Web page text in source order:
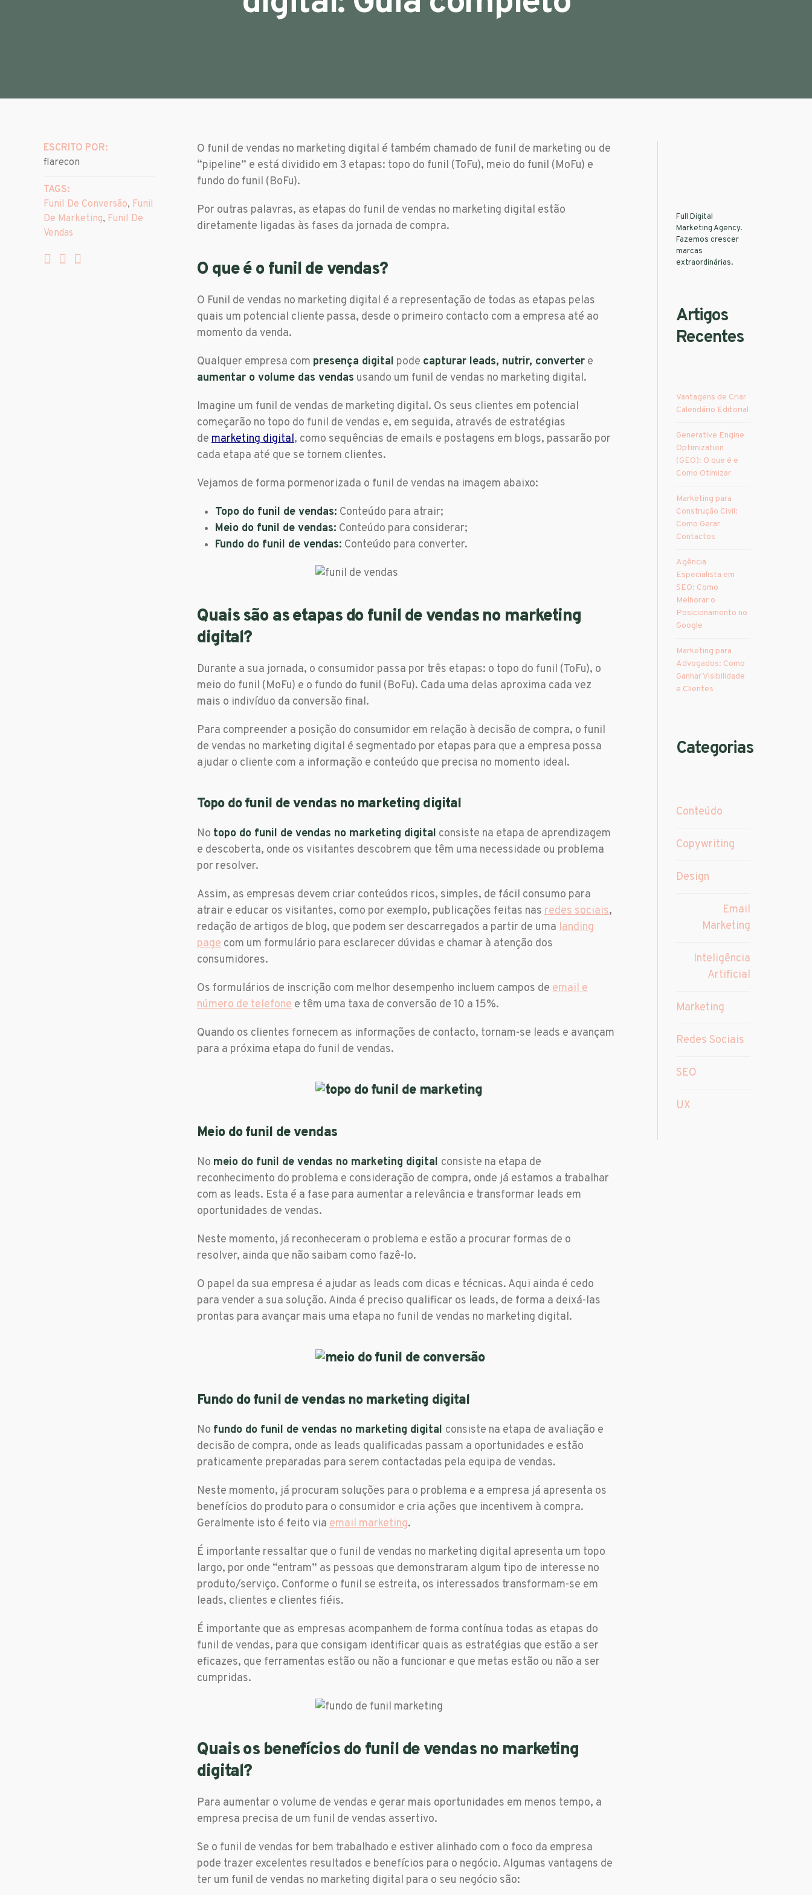
ESCRITO POR:
flarecon
TAGS:
Funil De Conversão, Funil
De Marketing, Funil De
Vendas
O funil de vendas no marketing digital é também chamado de funil de marketing ou de
“pipeline” e está dividido em 3 etapas: topo do funil (ToFu), meio do funil (MoFu) e
fundo do funil (BoFu).
Por outras palavras, as etapas do funil de vendas no marketing digital estão
diretamente ligadas às fases da jornada de compra.
O que é o funil de vendas?
O Funil de vendas no marketing digital é a representação de todas as etapas pelas
quais um potencial cliente passa, desde o primeiro contacto com a empresa até ao
momento da venda.
Qualquer empresa com presença digital pode capturar leads, nutrir, converter e
aumentar o volume das vendas usando um funil de vendas no marketing digital.
Imagine um funil de vendas de marketing digital. Os seus clientes em potencial
começarão no topo do funil de vendas e, em seguida, através de estratégias
de marketing digital, como sequências de emails e postagens em blogs, passarão por
cada etapa até que se tornem clientes.
Vejamos de forma pormenorizada o funil de vendas na imagem abaixo:
Topo do funil de vendas: Conteúdo para atrair;
Meio do funil de vendas: Conteúdo para considerar;
Fundo do funil de vendas: Conteúdo para converter.
Quais são as etapas do funil de vendas no marketing
digital?
Durante a sua jornada, o consumidor passa por três etapas: o topo do funil (ToFu), o
meio do funil (MoFu) e o fundo do funil (BoFu). Cada uma delas aproxima cada vez
mais o indivíduo da conversão final.
Para compreender a posição do consumidor em relação à decisão de compra, o funil
de vendas no marketing digital é segmentado por etapas para que a empresa possa
ajudar o cliente com a informação e conteúdo que precisa no momento ideal.
Topo do funil de vendas no marketing digital
No topo do funil de vendas no marketing digital consiste na etapa de aprendizagem
e descoberta, onde os visitantes descobrem que têm uma necessidade ou problema
por resolver.
Assim, as empresas devem criar conteúdos ricos, simples, de fácil consumo para
atrair e educar os visitantes, como por exemplo, publicações feitas nas redes sociais,
redação de artigos de blog, que podem ser descarregados a partir de uma landing
page com um formulário para esclarecer dúvidas e chamar à atenção dos
consumidores.
Os formulários de inscrição com melhor desempenho incluem campos de email e
número de telefone e têm uma taxa de conversão de 10 a 15%.
Quando os clientes fornecem as informações de contacto, tornam-se leads e avançam
para a próxima etapa do funil de vendas.
Meio do funil de vendas
No meio do funil de vendas no marketing digital consiste na etapa de
reconhecimento do problema e consideração de compra, onde já estamos a trabalhar
com as leads. Esta é a fase para aumentar a relevância e transformar leads em
oportunidades de vendas.
Neste momento, já reconheceram o problema e estão a procurar formas de o
resolver, ainda que não saibam como fazê-lo.
O papel da sua empresa é ajudar as leads com dicas e técnicas. Aqui ainda é cedo
para vender a sua solução. Ainda é preciso qualificar os leads, de forma a deixá-las
prontas para avançar mais uma etapa no funil de vendas no marketing digital.
Fundo do funil de vendas no marketing digital
No fundo do funil de vendas no marketing digital consiste na etapa de avaliação e
decisão de compra, onde as leads qualificadas passam a oportunidades e estão
praticamente preparadas para serem contactadas pela equipa de vendas.
Neste momento, já procuram soluções para o problema e a empresa já apresenta os
benefícios do produto para o consumidor e cria ações que incentivem à compra.
Geralmente isto é feito via email marketing.
É importante ressaltar que o funil de vendas no marketing digital apresenta um topo
largo, por onde “entram” as pessoas que demonstraram algum tipo de interesse no
produto/serviço. Conforme o funil se estreita, os interessados transformam-se em
leads, clientes e clientes fiéis.
É importante que as empresas acompanhem de forma contínua todas as etapas do
funil de vendas, para que consigam identificar quais as estratégias que estão a ser
eficazes, que ferramentas estão ou não a funcionar e que metas estão ou não a ser
cumpridas.
Quais os benefícios do funil de vendas no marketing
digital?
Para aumentar o volume de vendas e gerar mais oportunidades em menos tempo, a
empresa precisa de um funil de vendas assertivo.
Se o funil de vendas for bem trabalhado e estiver alinhado com o foco da empresa
pode trazer excelentes resultados e benefícios para o negócio. Algumas vantagens de
ter um funil de vendas no marketing digital para o seu negócio são:
Full Digital
Marketing Agency.
Fazemos crescer
marcas
extraordinárias.
Artigos
Recentes
Vantagens de Criar
Calendário Editorial
Generative Engine
Optimization
(GEO): O que é e
Como Otimizar
Marketing para
Construção Civil:
Como Gerar
Contactos
Agência
Especialista em
SEO​: Como
Melhorar o
Posicionamento no
Google
Marketing para
Advogados: Como
Ganhar Visibilidade
e Clientes
Categorias
Conteúdo
Copywriting
Design
Email
Marketing
Inteligência
Artificial
Marketing
Redes Sociais
SEO
UX